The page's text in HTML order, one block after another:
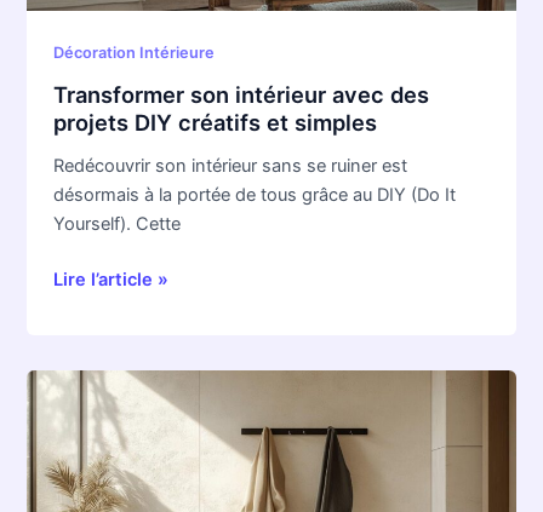
Décoration Intérieure
Transformer son intérieur avec des
projets DIY créatifs et simples
Redécouvrir son intérieur sans se ruiner est
désormais à la portée de tous grâce au DIY (Do It
Yourself). Cette
simples
Lire l’article »
Aménagement
pratique
comment
déterminer